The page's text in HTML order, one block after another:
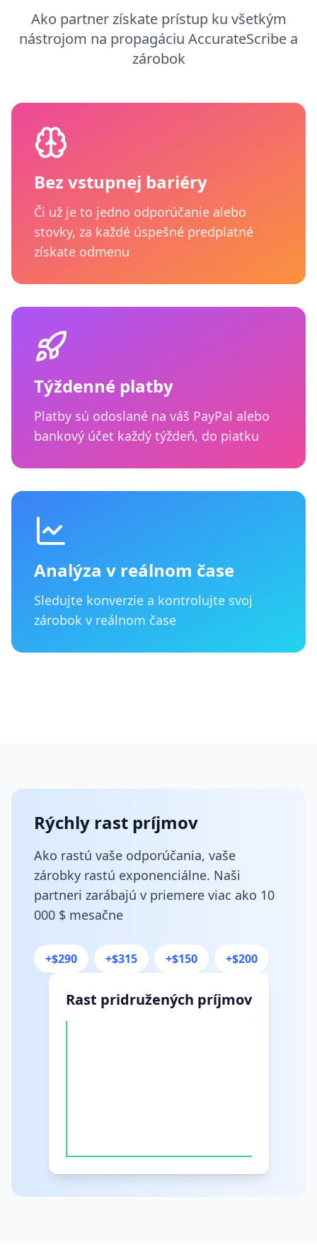
Ako partner získate prístup ku všetkým
nástrojom na propagáciu AccurateScribe a
zárobok
Bez vstupnej bariéry
Či už je to jedno odporúčanie alebo
stovky, za každé úspešné predplatné
získate odmenu
Týždenné platby
Platby sú odoslané na váš PayPal alebo
bankový účet každý týždeň, do piatku
Analýza v reálnom čase
Sledujte konverzie a kontrolujte svoj
zárobok v reálnom čase
Rýchly rast príjmov
Ako rastú vaše odporúčania, vaše
zárobky rastú exponenciálne. Naši
partneri zarábajú v priemere viac ako 10
000 $ mesačne
+$290 +$315 +$150 +$200
Rast pridružených príjmov